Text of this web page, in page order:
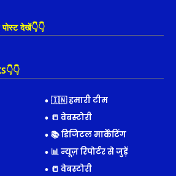
देखें👇👇
🇮🇳 हमारी टीम
📒 वेबस्टोरी
📚 डिजिटल मार्केटिंग
📊 न्यूज़ रिपोर्टर से जुड़ें
📒 वेबस्टोरी